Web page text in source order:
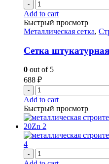
-
Add to cart
Быстрый просмотр
Металлическая сетка,
Сетка
0 out of 5
688 ₽
-
Add to cart
Быстрый просмотр
-